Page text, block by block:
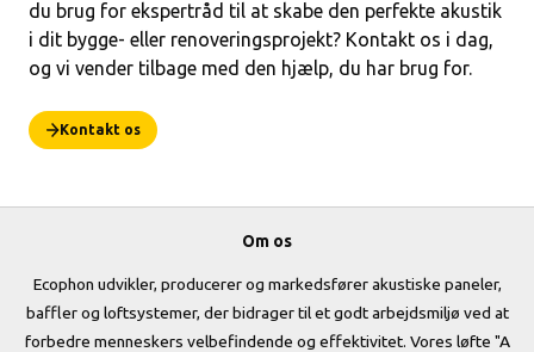
du brug for ekspertråd til at skabe den perfekte akustik
i dit bygge- eller renoveringsprojekt? Kontakt os i dag,
og vi vender tilbage med den hjælp, du har brug for.
Kontakt os
Om os
Ecophon udvikler, producerer og markedsfører akustiske paneler,
baffler og loftsystemer, der bidrager til et godt arbejdsmiljø ved at
forbedre menneskers velbefindende og effektivitet. Vores løfte "A